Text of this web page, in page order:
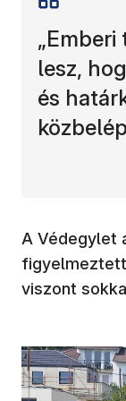
„Emberi
lesz,
és
A Védegylet
viszont